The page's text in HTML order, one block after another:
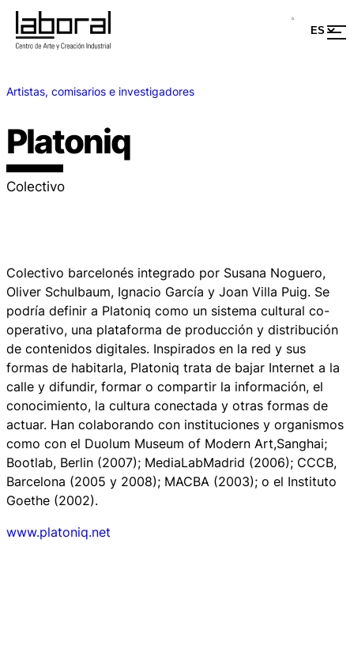
Artistas, comisarios e investigadores
Platoniq
Colectivo
Colectivo barcelonés integrado por Susana Noguero,
Oliver Schulbaum, Ignacio García y Joan Villa Puig. Se
podría definir a Platoniq como un sistema cultural co-
operativo, una plataforma de producción y distribución
de contenidos digitales. Inspirados en la red y sus
formas de habitarla, Platoniq trata de bajar Internet a la
calle y difundir, formar o compartir la información, el
conocimiento, la cultura conectada y otras formas de
actuar. Han colaborando con instituciones y organismos
como con el Duolum Museum of Modern Art,Sanghai;
Bootlab, Berlin (2007); MediaLabMadrid (2006); CCCB,
Barcelona (2005 y 2008); MACBA (2003); o el Instituto
Goethe (2002).
www.platoniq.net